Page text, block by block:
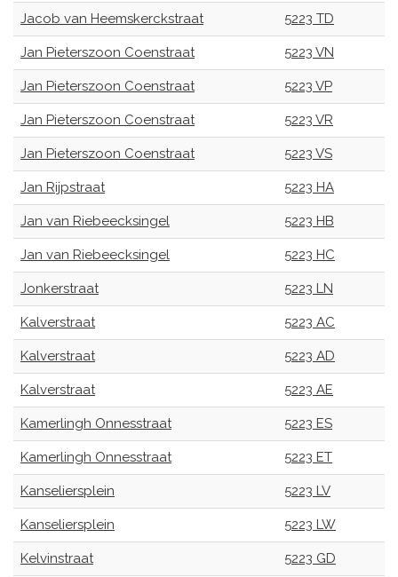
Jacob van Heemskerckstraat 5223 TD
Jan Pieterszoon Coenstraat 5223 VN
Jan Pieterszoon Coenstraat 5223 VP
Jan Pieterszoon Coenstraat 5223 VR
Jan Pieterszoon Coenstraat 5223 VS
Jan Rijpstraat 5223 HA
Jan van Riebeecksingel 5223 HB
Jan van Riebeecksingel 5223 HC
Jonkerstraat 5223 LN
Kalverstraat 5223 AC
Kalverstraat 5223 AD
Kalverstraat 5223 AE
Kamerlingh Onnesstraat 5223 ES
Kamerlingh Onnesstraat 5223 ET
Kanseliersplein 5223 LV
Kanseliersplein 5223 LW
Kelvinstraat 5223 GD